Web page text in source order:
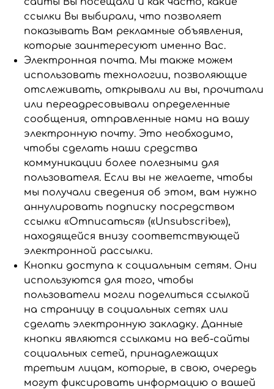
ссылки Вы выбирали, что позволяет
показывать Вам рекламные объявления,
которые заинтересуют именно Вас.
Электронная почта. Мы также можем
использовать технологии, позволяющие
отслеживать, открывали ли вы, прочитали
или переадресовывали определенные
сообщения, отправленные нами на вашу
электронную почту. Это необходимо,
чтобы сделать наши средства
коммуникации более полезными для
пользователя. Если вы не желаете, чтобы
мы получали сведения об этом, вам нужно
аннулировать подписку посредством
ссылки «Отписаться» («Unsubscribe»),
находящейся внизу соответствующей
электронной рассылки.
Кнопки доступа к социальным сетям. Они
используются для того, чтобы
пользователи могли поделиться ссылкой
на страницу в социальных сетях или
сделать электронную закладку. Данные
кнопки являются ссылками на веб-сайты
социальных сетей, принадлежащих
третьим лицам, которые, в свою, очередь
могут фиксировать информацию о вашей